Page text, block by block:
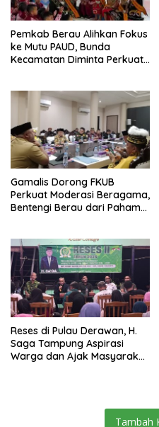
Pemkab Berau Alihkan Fokus
ke Mutu PAUD, Bunda
Kecamatan Diminta Perkuat
Gamalis Dorong FKUB
Perkuat Moderasi Beragama,
Bentengi Berau dari Paham
Reses di Pulau Derawan, H.
Saga Tampung Aspirasi
Warga dan Ajak Masyarakat
Tambah